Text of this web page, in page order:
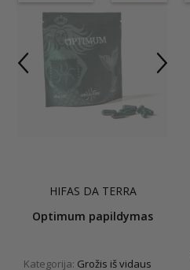
HIFAS DA TERRA
Optimum papildymas
Kategorija: Grožis iš vidaus